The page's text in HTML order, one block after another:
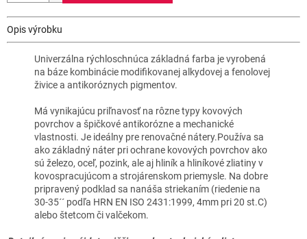
Opis výrobku
Univerzálna rýchloschnúca základná farba je vyrobená
na báze kombinácie modifikovanej alkydovej a fenolovej
živice a antikoróznych pigmentov.
Má vynikajúcu priľnavosť na rôzne typy kovových
povrchov a špičkové antikorózne a mechanické
vlastnosti. Je ideálny pre renovačné nátery.Používa sa
ako základný náter pri ochrane kovových povrchov ako
sú železo, oceľ, pozink, ale aj hliník a hliníkové zliatiny v
kovospracujúcom a strojárenskom priemysle. Na dobre
pripravený podklad sa nanáša striekaním (riedenie na
30-35´´ podľa HRN EN ISO 2431:1999, 4mm pri 20 st.C)
alebo štetcom či valčekom.